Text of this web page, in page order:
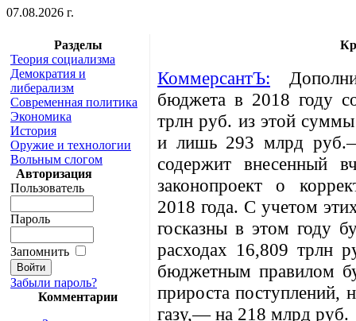
07.08.2026 г.
Разделы
Теория социализма
Демократия и
либерализм
Современная политика
Экономика
История
Оружие и технологии
Вольным слогом
Авторизация
Пользователь
Пароль
Запомнить
Забыли пароль?
Комментарии
КоммерсантЪ:
бюджета в 2018 году
трлн руб. из этой суммы
и лишь 293 млрд руб.—
содержит внесенный
законопроект о
2018 года. С учетом
госказны в этом году
расходах 16,809 трлн
бюджетным правилом
прироста
газу,— на 218 млрд руб.